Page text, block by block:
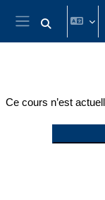
Passer au contenu
Panneau latéral
Activer/
Ce cours n’est